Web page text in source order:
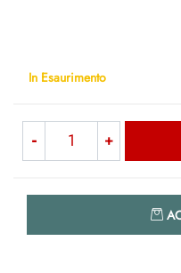
In Esaurimento